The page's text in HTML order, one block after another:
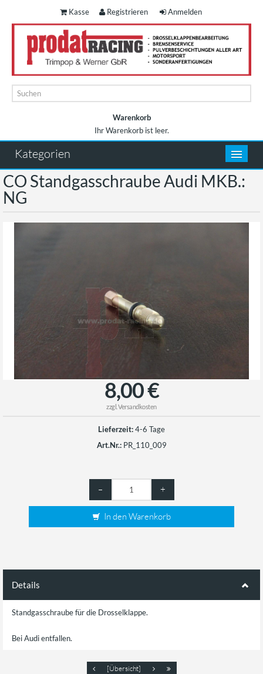
Kasse Registrieren Anmelden
Warenkorb
Ihr Warenkorb ist leer.
Kategorien
CO Standgasschraube Audi MKB.:
NG
8,00 €
zzgl.Versandkosten
Lieferzeit:4-6 Tage
Art.Nr.:PR_110_009
– +
In den Warenkorb
Details
Standgasschraube für die Drosselklappe.
Bei Audi entfallen.
[Übersicht]